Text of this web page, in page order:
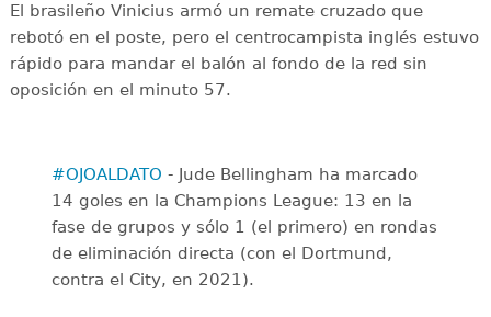
El brasileño Vinicius armó un remate cruzado que
rebotó en el poste, pero el centrocampista inglés estuvo
rápido para mandar el balón al fondo de la red sin
oposición en el minuto 57.
#OJOALDATO - Jude Bellingham ha marcado
14 goles en la Champions League: 13 en la
fase de grupos y sólo 1 (el primero) en rondas
de eliminación directa (con el Dortmund,
contra el City, en 2021).